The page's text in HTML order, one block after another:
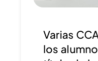
Varias
los